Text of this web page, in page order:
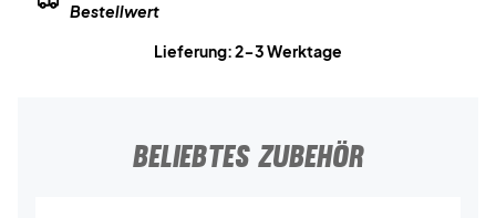
Bestellwert
Lieferung: 2-3 Werktage
BELIEBTES ZUBEHÖR